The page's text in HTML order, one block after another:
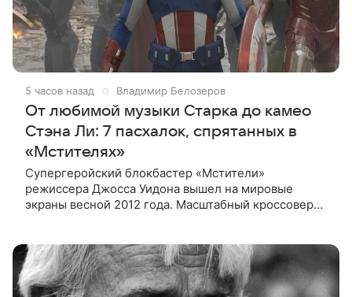
5 часов назад Владимир Белозеров
От любимой музыки Старка до камео
Стэна Ли: 7 пасхалок, спрятанных в
«Мстителях»
Супергеройский блокбастер «Мстители»
режиссера Джосса Уидона вышел на мировые
экраны весной 2012 года. Масштабный кроссовер